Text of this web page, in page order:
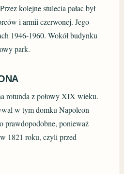
kolejne stulecia pałac był
i armii czerwonej. Jego
1946-1960. Wokół budynku
park.
rotunda z połowy XIX wieku.
w tym domku Napoleon
prawdopodobne, ponieważ
1821 roku, czyli przed